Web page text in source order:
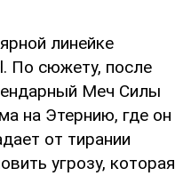
линейке
По сюжету, после
Меч Силы
на Этернию, где он
от тирании
угрозу, которая